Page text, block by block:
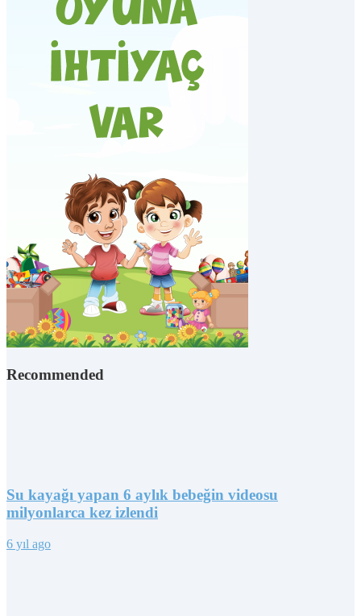
Recommended
Su kayağı yapan 6 aylık bebeğin videosu
milyonlarca kez izlendi
6 yıl ago